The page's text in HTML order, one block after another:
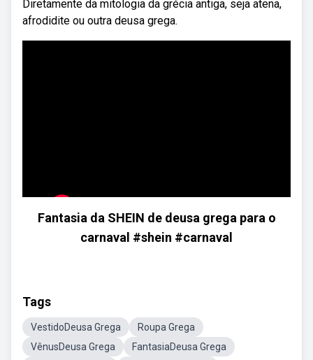
Diretamente da mitologia da grécia antiga, seja atena,
afrodidite ou outra deusa grega.
Fantasia da SHEIN de deusa grega para o
carnaval #shein #carnaval
Tags
VestidoDeusa Grega
Roupa Grega
VênusDeusa Grega
FantasiaDeusa Grega